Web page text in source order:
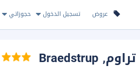
عروض تسجيل الدخول حجوزاتي
, Braedstrup